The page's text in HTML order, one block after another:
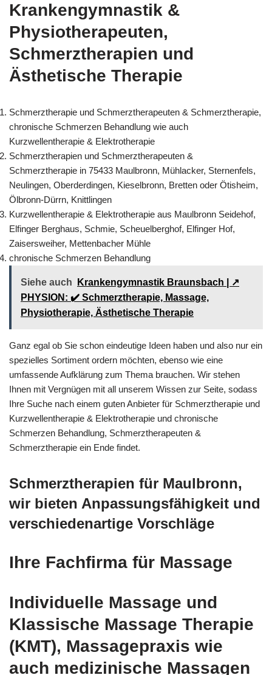
Krankengymnastik &
Physiotherapeuten,
Schmerztherapien und
Ästhetische Therapie
Schmerztherapie und Schmerztherapeuten & Schmerztherapie,
chronische Schmerzen Behandlung wie auch
Kurzwellentherapie & Elektrotherapie
Schmerztherapien und Schmerztherapeuten &
Schmerztherapie in 75433 Maulbronn, Mühlacker, Sternenfels,
Neulingen, Oberderdingen, Kieselbronn, Bretten oder Ötisheim,
Ölbronn-Dürrn, Knittlingen
Kurzwellentherapie & Elektrotherapie aus Maulbronn Seidehof,
Elfinger Berghaus, Schmie, Scheuelberghof, Elfinger Hof,
Zaisersweiher, Mettenbacher Mühle
chronische Schmerzen Behandlung
Siehe auch
Krankengymnastik Braunsbach | ↗️
PHYSION: ✔️ Schmerztherapie, Massage,
Physiotherapie, Ästhetische Therapie
Ganz egal ob Sie schon eindeutige Ideen haben und also nur ein
spezielles Sortiment ordern möchten, ebenso wie eine
umfassende Aufklärung zum Thema brauchen. Wir stehen
Ihnen mit Vergnügen mit all unserem Wissen zur Seite, sodass
Ihre Suche nach einem guten Anbieter für Schmerztherapie und
Kurzwellentherapie & Elektrotherapie und chronische
Schmerzen Behandlung, Schmerztherapeuten &
Schmerztherapie ein Ende findet.
Schmerztherapien für Maulbronn,
wir bieten Anpassungsfähigkeit und
verschiedenartige Vorschläge
Ihre Fachfirma für Massage
Individuelle Massage und
Klassische Massage Therapie
(KMT), Massagepraxis wie
auch medizinische Massagen